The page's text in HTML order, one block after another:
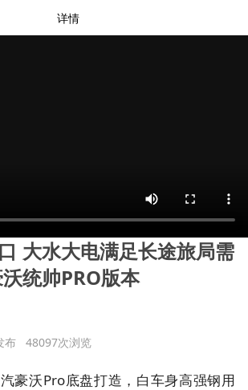
详情
大水大电满足长途旅局需
统帅PRO版本
布
48097次浏览
豪沃Pro底盘打造，白车身高强钢用